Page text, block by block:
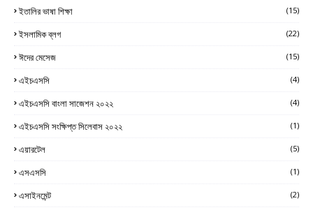
ইতালির ভাষা শিক্ষা (15)
ইসলামিক ব্লগ (22)
ঈদের মেসেজ (15)
এইচএসসি (4)
এইচএসসি বাংলা সাজেশন ২০২২ (4)
এইচএসসি সংক্ষিপ্ত সিলেবাস ২০২২ (1)
এয়ারটেল (5)
এসএসসি (1)
এসাইনমেন্ট (2)